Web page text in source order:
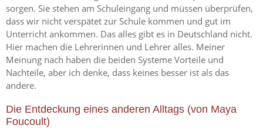
sorgen. Sie stehen am Schuleingang und müssen überprüfen,
dass wir nicht verspätet zur Schule kommen und gut im
Unterricht ankommen. Das alles gibt es in Deutschland nicht.
Hier machen die Lehrerinnen und Lehrer alles. Meiner
Meinung nach haben die beiden Systeme Vorteile und
Nachteile, aber ich denke, dass keines besser ist als das
andere.
Die Entdeckung eines anderen Alltags (von Maya
Foucoult)